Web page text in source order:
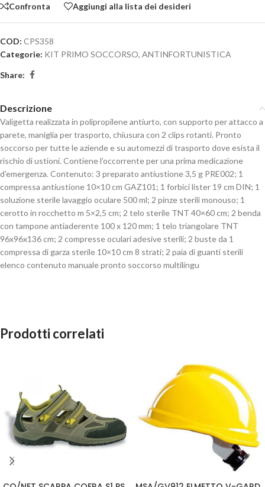
Confronta Aggiungi alla lista dei desideri
COD: CPS358
Categorie: KIT PRIMO SOCCORSO, ANTINFORTUNISTICA
Share:
Descrizione
Valigetta realizzata in polipropilene antiurto, con supporto per attacco a
parete, maniglia per trasporto, chiusura con 2 clips rotanti. Pronto
soccorso per tutte le aziende e su automezzi di trasporto dove esista il
rischio di ustioni. Contiene l’occorrente per una prima medicazione
d’emergenza. Contenuto: 3 preparato antiustione 3,5 g PRE002; 1
compressa antiustione 10×10 cm GAZ101; 1 forbici lister 19 cm DIN; 1
soluzione sterile lavaggio oculare 500 ml; 2 pinze sterili monouso; 1
cerotto in rocchetto m 5×2,5 cm; 2 telo sterile TNT 40×60 cm; 2 benda
con tampone antiaderente 100 x 120 mm; 1 telo triangolare TNT
96x96x136 cm; 2 compresse oculari adesive sterili; 2 buste da 1
compressa di garza sterile 10×10 cm 8 strati; 2 paia di guanti sterili
elenco contenuto manuale pronto soccorso multilingu
Prodotti correlati